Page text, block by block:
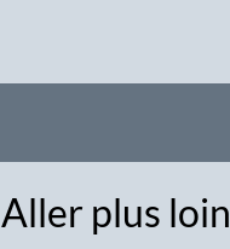
Aller plus loin